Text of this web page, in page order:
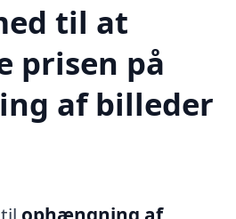
til at
prisen på
af billeder